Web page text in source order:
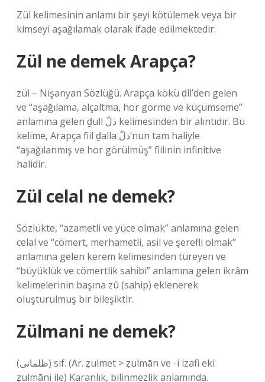
Zül kelimesinin anlamı bir şeyi kötülemek veya bir
kimseyi aşağılamak olarak ifade edilmektedir.
Zül ne demek Arapça?
zül – Nişanyan Sözlüğü. Arapça kökü ḏll’den gelen
ve “aşağılama, alçaltma, hor görme ve küçümseme”
anlamına gelen ḏull ذلّ kelimesinden bir alıntıdır. Bu
kelime, Arapça fiil ḏalla ذلّ’nun tam haliyle
“aşağılanmış ve hor görülmüş” fiilinin infinitive
halidir.
Zül celal ne demek?
Sözlükte, “azametli ve yüce olmak” anlamına gelen
celal ve “cömert, merhametli, asil ve şerefli olmak”
anlamına gelen kerem kelimesinden türeyen ve
“büyüklük ve cömertlik sahibi” anlamına gelen ikrâm
kelimelerinin başına zû (sahip) eklenerek
oluşturulmuş bir bileşiktir.
Zülmani ne demek?
(ﻇﻠﻤﺎﻧﻰ) sıf. (Ar. ẓulmet > ẓulmān ve -і izafi eki
ẓulmānі ile) Karanlık, bilinmezlik anlamında.